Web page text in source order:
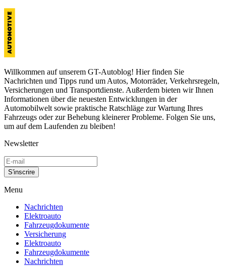
Willkommen auf unserem GT-Autoblog! Hier finden Sie
Nachrichten und Tipps rund um Autos, Motorräder, Verkehrsregeln,
Versicherungen und Transportdienste. Außerdem bieten wir Ihnen
Informationen über die neuesten Entwicklungen in der
Automobilwelt sowie praktische Ratschläge zur Wartung Ihres
Fahrzeugs oder zur Behebung kleinerer Probleme. Folgen Sie uns,
um auf dem Laufenden zu bleiben!
Newsletter
S'inscrire
Menu
Nachrichten
Elektroauto
Fahrzeugdokumente
Versicherung
Elektroauto
Fahrzeugdokumente
Nachrichten